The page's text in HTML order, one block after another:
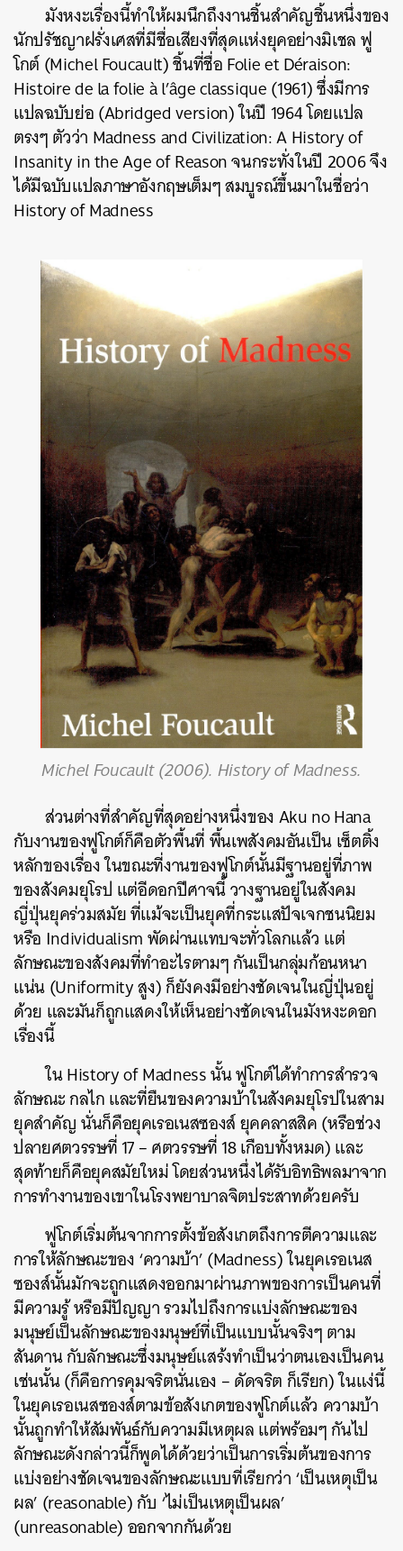
มังหงะเรื่องนี้ทำให้ผมนึกถึงงานชิ้นสำคัญชิ้นหนึ่งของ
นักปรัชญาฝรั่งเศสที่มีชื่อเสียงที่สุดแห่งยุคอย่างมิเชล ฟู
โกต์ (Michel Foucault) ชิ้นที่ชื่อ Folie et Déraison:
Histoire de la folie à l’âge classique (1961) ซึ่งมีการ
แปลฉบับย่อ (Abridged version) ในปี 1964 โดยแปล
ตรงๆ ตัวว่า Madness and Civilization: A History of
Insanity in the Age of Reason จนกระทั่งในปี 2006 จึง
ได้มีฉบับแปลภาษาอังกฤษเต็มๆ สมบูรณ์ขึ้นมาในชื่อว่า
History of Madness
Michel Foucault (2006). History of Madness.
ส่วนต่างที่สำคัญที่สุดอย่างหนึ่งของ Aku no Hana
กับงานของฟูโกต์ก็คือตัวพื้นที่ พื้นเพสังคมอันเป็น เซ็ตติ้ง
หลักของเรื่อง ในขณะที่งานของฟูโกต์นั้นมีฐานอยู่ที่ภาพ
ของสังคมยุโรป แต่อีดอกปีศาจนี้ วางฐานอยู่ในสังคม
ญี่ปุ่นยุคร่วมสมัย ที่แม้จะเป็นยุคที่กระแสปัจเจกชนนิยม
หรือ Individualism พัดผ่านแทบจะทั่วโลกแล้ว แต่
ลักษณะของสังคมที่ทำอะไรตามๆ กันเป็นกลุ่มก้อนหนา
แน่น (Uniformity สูง) ก็ยังคงมีอย่างชัดเจนในญี่ปุ่นอยู่
ด้วย และมันก็ถูกแสดงให้เห็นอย่างชัดเจนในมังหงะดอก
เรื่องนี้
ใน History of Madness นั้น ฟูโกต์ได้ทำการสำรวจ
ลักษณะ กลไก และที่ยืนของความบ้าในสังคมยุโรปในสาม
ยุคสำคัญ นั่นก็คือยุคเรอเนสซองส์ ยุคคลาสสิค (หรือช่วง
ปลายศตวรรษที่ 17 – ศตวรรษที่ 18 เกือบทั้งหมด) และ
สุดท้ายก็คือยุคสมัยใหม่ โดยส่วนหนึ่งได้รับอิทธิพลมาจาก
การทำงานของเขาในโรงพยาบาลจิตประสาทด้วยครับ
ฟูโกต์เริ่มต้นจากการตั้งข้อสังเกตถึงการตีความและ
การให้ลักษณะของ ‘ความบ้า’ (Madness) ในยุคเรอเนส
ซองส์นั้นมักจะถูกแสดงออกมาผ่านภาพของการเป็นคนที่
มีความรู้ หรือมีปัญญา รวมไปถึงการแบ่งลักษณะของ
มนุษย์เป็นลักษณะของมนุษย์ที่เป็นแบบนั้นจริงๆ ตาม
สันดาน กับลักษณะซึ่งมนุษย์แสร้งทำเป็นว่าตนเองเป็นคน
เช่นนั้น (ก็คือการคุมจริตนั่นเอง – ดัดจริต ก็เรียก) ในแง่นี้
ในยุคเรอเนสซองส์ตามข้อสังเกตของฟูโกต์แล้ว ความบ้า
นั้นถูกทำให้สัมพันธ์กับความมีเหตุผล แต่พร้อมๆ กันไป
ลักษณะดังกล่าวนี้ก็พูดได้ด้วยว่าเป็นการเริ่มต้นของการ
แบ่งอย่างชัดเจนของลักษณะแบบที่เรียกว่า ‘เป็นเหตุเป็น
ผล’ (reasonable) กับ ‘ไม่เป็นเหตุเป็นผล’
(unreasonable) ออกจากกันด้วย
ค้นหา
SHARE TWEET LINE EMAIL